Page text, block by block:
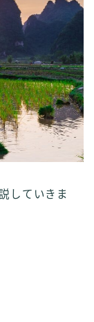
していきま